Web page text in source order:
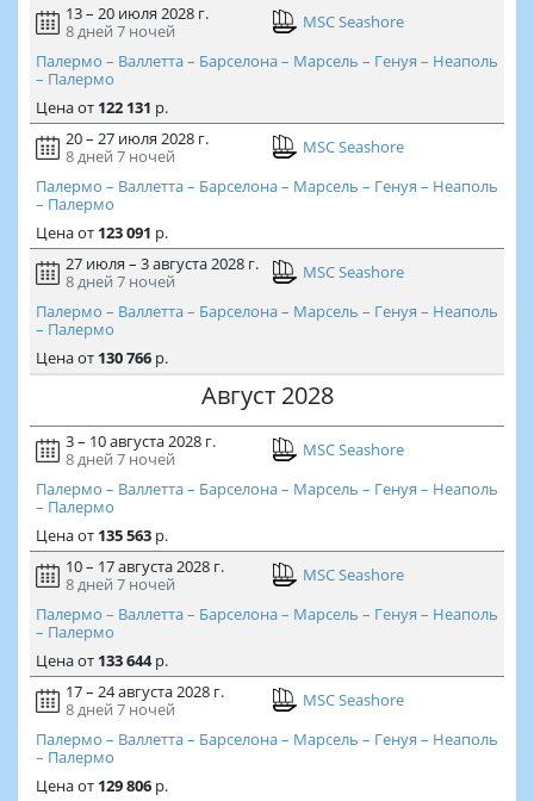
13 – 20 июля 2028 г.
8 дней 7 ночей
MSC Seashore
Палермо – Валлетта – Барселона – Марсель – Генуя – Неаполь
– Палермо
Ценаот 122 131 р.
20 – 27 июля 2028 г.
8 дней 7 ночей
MSC Seashore
Палермо – Валлетта – Барселона – Марсель – Генуя – Неаполь
– Палермо
Ценаот 123 091 р.
27 июля – 3 августа 2028 г.
8 дней 7 ночей
MSC Seashore
Палермо – Валлетта – Барселона – Марсель – Генуя – Неаполь
– Палермо
Ценаот 130 766р.
Август 2028
3 – 10 августа 2028 г.
8 дней 7 ночей
MSC Seashore
Палермо – Валлетта – Барселона – Марсель – Генуя – Неаполь
– Палермо
Ценаот 135 563р.
10 – 17 августа 2028 г.
8 дней 7 ночей
MSC Seashore
Палермо – Валлетта – Барселона – Марсель – Генуя – Неаполь
– Палермо
Ценаот 133 644р.
17 – 24 августа 2028 г.
8 дней 7 ночей
MSC Seashore
Палермо – Валлетта – Барселона – Марсель – Генуя – Неаполь
– Палермо
Ценаот 129 806р.